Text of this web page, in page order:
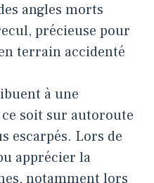
angles morts
précieuse pour
terrain accidenté
à une
ce soit sur autoroute
escarpés. Lors de
apprécier la
notamment lors